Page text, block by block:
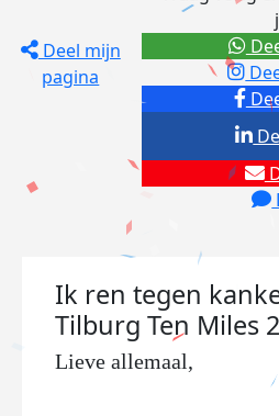
Deel mijn
pagina
Ik ren tegen
Tilburg Ten Miles
Lieve allemaal,